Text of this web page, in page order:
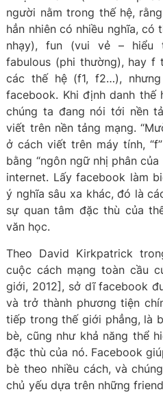
người nằm trong thế hệ,
hẳn nhiên có nhiều nghĩa, có
nhạy), fun (vui vẻ – hiểu
fabulous (phi thường), hay f
các thế hệ (f1, f2…),
facebook. Khi định danh thế
chúng ta đang nói tới nền
viết trên nền tảng mạng.
ở cách viết trên máy tính,
bằng “ngôn ngữ nhị phân
internet. Lấy facebook làm
ý nghĩa sâu xa khác, đó là
sự quan tâm đặc thù của
văn học.
Theo David Kirkpatrick
cuộc cách mạng toàn cầu
giới, 2012], sở dĩ facebook
và trở thành phương tiện
tiếp trong thế giới phẳng, là
bè, cũng như khả năng thể
đặc thù của nó. Facebook
bè theo nhiều cách, và
chủ yếu dựa trên những